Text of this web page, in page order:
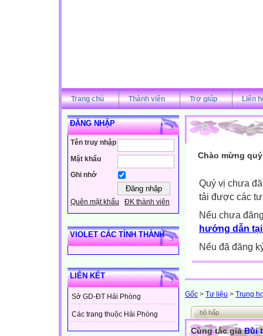
Trang chủ Thành viên Trợ giúp Liên
ĐĂNG NHẬP
Tên truy nhập
Mật khẩu
Ghi nhớ
Quên mật khẩu ĐK thành viên
VIOLET CÁC TỈNH THÀNH
LIÊN KẾT
Sở GD-ĐT Hải Phòng
Các trang thuộc Hải Phòng
Chào mừng
Quý vị chưa
tải được các
Nếu chưa
hướng dẫn
Nếu đã đăng
Gốc > Tư liệu > Trung
hô hấp
Cùng tác giảBùi